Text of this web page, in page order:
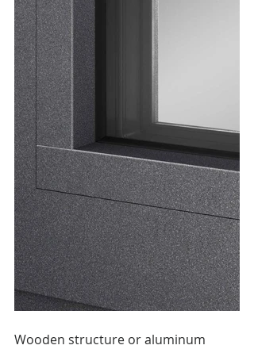
Wooden structure or aluminum